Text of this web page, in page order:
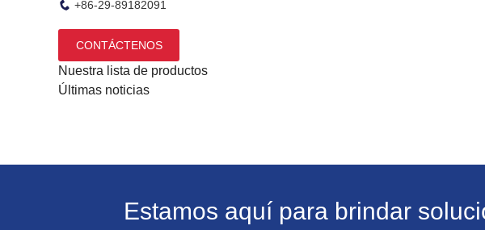
+86-29-89182091
CONTÁCTENOS
Nuestra lista de productos
Últimas noticias
Estamos aquí para brindar